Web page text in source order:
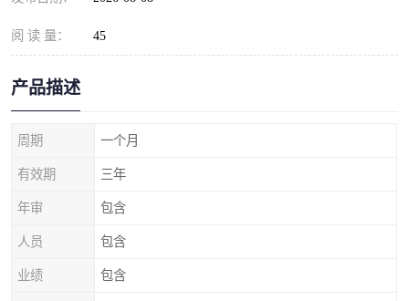
阅 读 量： 45
产品描述
周期 一个月
有效期 三年
年审 包含
人员 包含
业绩 包含